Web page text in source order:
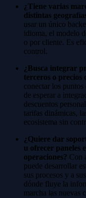
¿Tiene varias
distintas
usar un único
idioma, el modelo
o por cliente. Es
control.
¿Busca integrar
terceros o precios
conectar los
de esperar a
descuentos
tarifas dinámicas,
ecosistema sin
¿Quiere dar
u ofrecer paneles
operaciones? Con
puede desarrollar
sus procesos y a
dónde fluye la
marcha las nuevas